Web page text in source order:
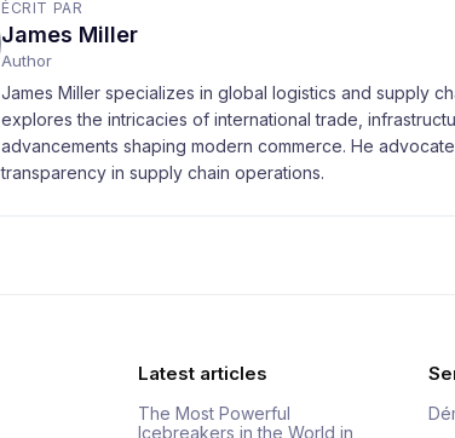
ÉCRIT PAR
James Miller
Author
James Miller specializes in global logistics and supply
explores the intricacies of international trade,
advancements shaping modern commerce. He
transparency in supply chain operations.
Latest articles
The Most Powerful
Icebreakers in the World in